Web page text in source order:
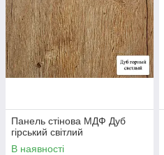
Панель стінова МДФ Дуб
гірський світлий
В наявності